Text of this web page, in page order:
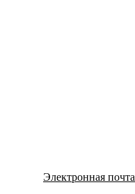
Электронная почта